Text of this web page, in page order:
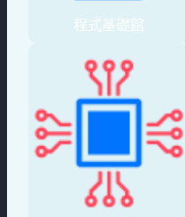
程式基礎館